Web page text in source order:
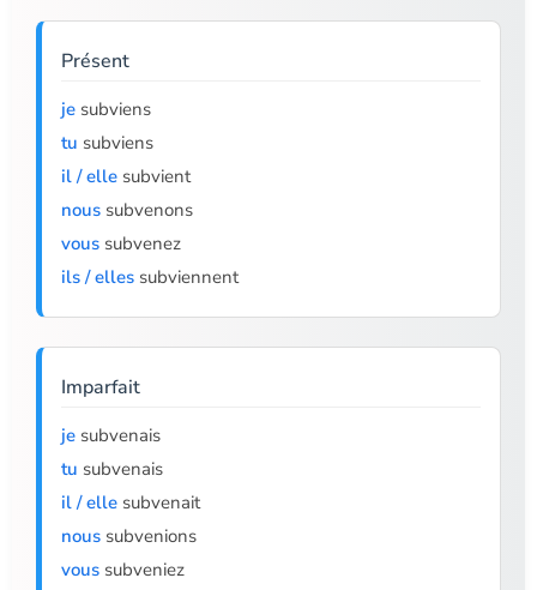
Présent
je subviens
tu subviens
il / elle subvient
nous subvenons
vous subvenez
ils / elles subviennent
Imparfait
je subvenais
tu subvenais
il / elle subvenait
nous subvenions
vous subveniez